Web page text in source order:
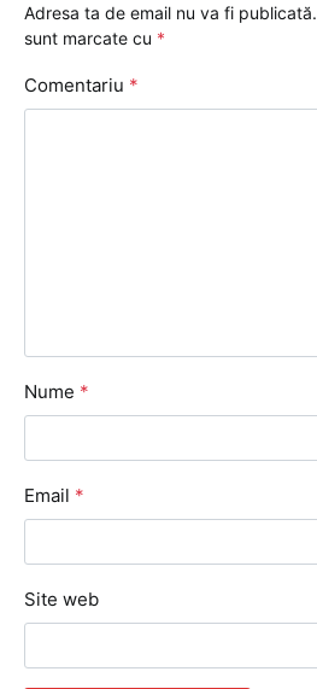
Adresa ta de email nu va fi publicată.
sunt marcate cu *
Comentariu *
Nume *
Email *
Site web